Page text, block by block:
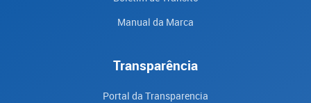
Manual da Marca
Transparência
Portal da Transparencia